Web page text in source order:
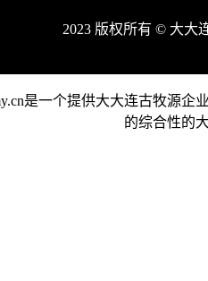
2023 版权所有 © 大
是一个提供大大连古牧源
的综合性的